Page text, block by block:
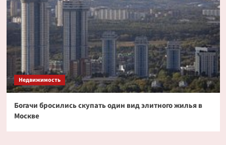
Недвижимость
Богачи бросились скупать один вид элитного жилья в
Москве